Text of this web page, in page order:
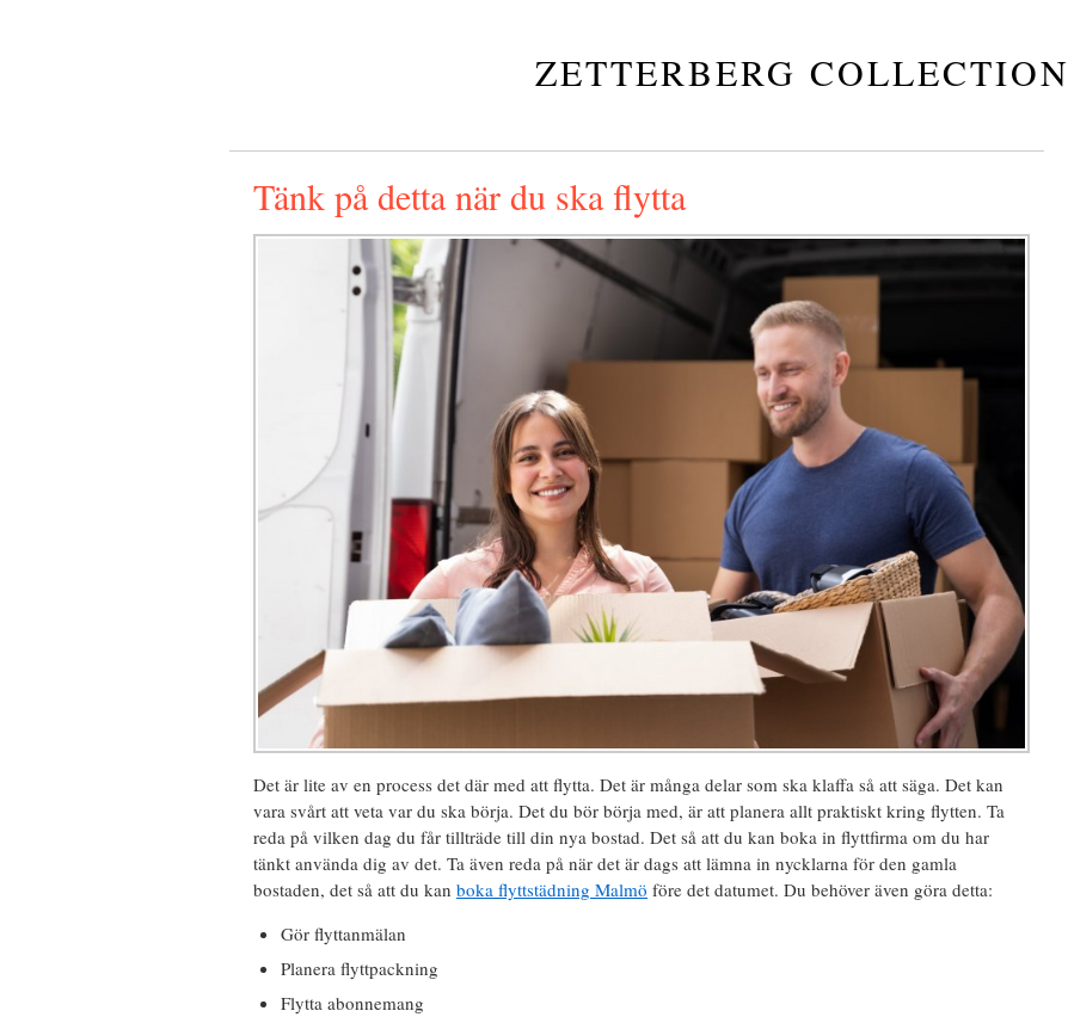
ZETTERBERG COLLECTION
Tänk på detta när du ska flytta
Det är lite av en process det där med att flytta. Det är många delar som ska klaffa så att säga. Det kan
vara svårt att veta var du ska börja. Det du bör börja med, är att planera allt praktiskt kring flytten. Ta
reda på vilken dag du får tillträde till din nya bostad. Det så att du kan boka in flyttfirma om du har
tänkt använda dig av det. Ta även reda på när det är dags att lämna in nycklarna för den gamla
bostaden, det så att du kan boka flyttstädning Malmö före det datumet. Du behöver även göra detta:
Gör flyttanmälan
Planera flyttpackning
Flytta abonnemang